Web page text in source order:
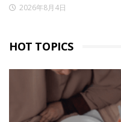
2026年8月4日
HOT TOPICS